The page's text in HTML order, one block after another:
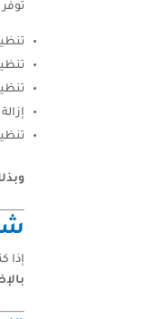
توفر
إذا